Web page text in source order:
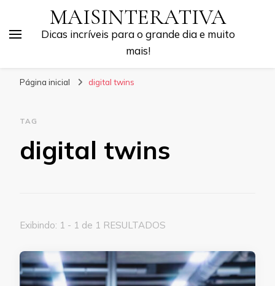
MAISINTERATIVA
Dicas incríveis para o grande dia e muito
mais!
Página inicial digital twins
TAG
digital twins
Exibindo: 1 - 1 de 1 RESULTADOS